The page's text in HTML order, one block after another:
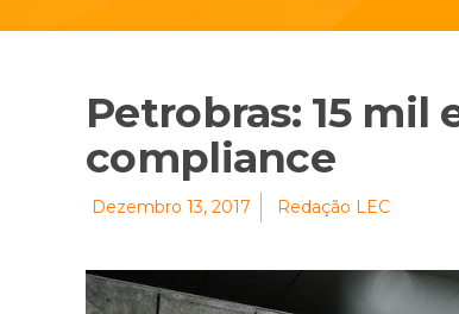
Petrobras: 15 mil
compliance
Dezembro 13, 2017 Redação LEC